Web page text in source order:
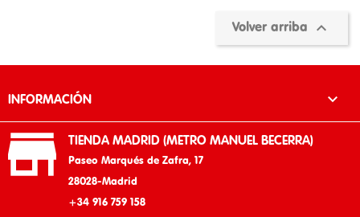
Volver arriba 
INFORMACIÓN 
 TIENDA MADRID (METRO MANUEL BECERRA)
Paseo Marqués de Zafra, 17
28028-Madrid
+34 916 759 158